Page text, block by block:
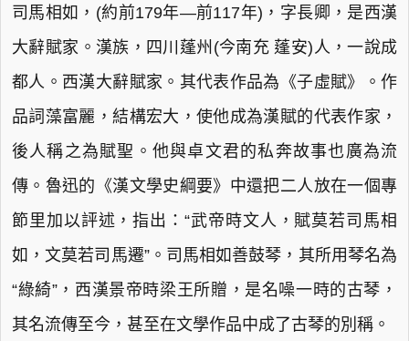
司馬相如，(約前179年—前117年)，字長卿，是西漢
大辭賦家。漢族，四川蓬州(今南充 蓬安)人，一說成
都人。西漢大辭賦家。其代表作品為《子虛賦》。作
品詞藻富麗，結構宏大，使他成為漢賦的代表作家，
後人稱之為賦聖。他與卓文君的私奔故事也廣為流
傳。魯迅的《漢文學史綱要》中還把二人放在一個專
節里加以評述，指出：“武帝時文人，賦莫若司馬相
如，文莫若司馬遷”。司馬相如善鼓琴，其所用琴名為
“綠綺”，西漢景帝時梁王所贈，是名噪一時的古琴，
其名流傳至今，甚至在文學作品中成了古琴的別稱。